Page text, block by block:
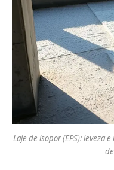
Laje de isopor (EPS): leveza